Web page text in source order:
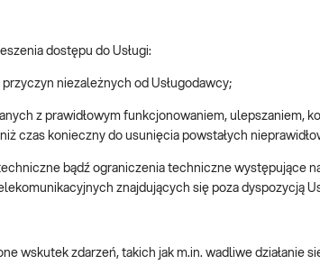
dostępu do Usługi:
niezależnych od Usługodawcy;
z prawidłowym funkcjonowaniem, ulepszaniem,
czas konieczny do usunięcia powstałych
bądź ograniczenia techniczne występujące
znajdujących się poza dyspozycją
wskutek zdarzeń, takich jak m.in. wadliwe działanie